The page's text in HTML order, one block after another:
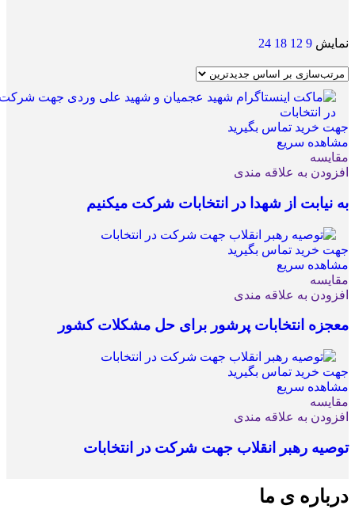
نمایش 9
12
18
24
جهت خرید تماس بگیرید
مشاهده سریع
مقایسه
افزودن به علاقه مندی
به نیابت از شهدا در انتخابات شرکت میکنیم
جهت خرید تماس بگیرید
مشاهده سریع
مقایسه
افزودن به علاقه مندی
معجزه انتخابات پرشور برای حل مشکلات کشور
جهت خرید تماس بگیرید
مشاهده سریع
مقایسه
افزودن به علاقه مندی
توصیه رهبر انقلاب جهت شرکت در انتخابات
درباره ی ما